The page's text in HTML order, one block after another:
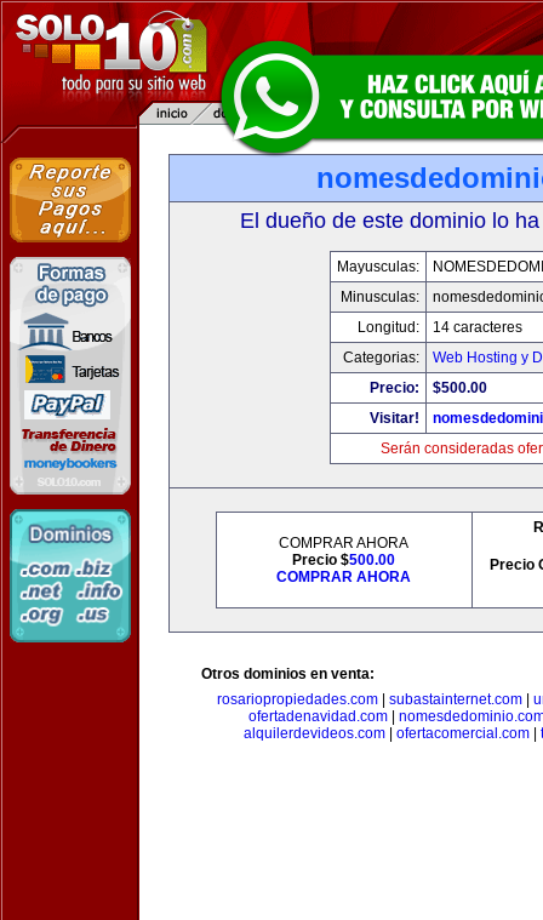
El dueño de este dominio lo
Mayusculas:
Minusculas:
Longitud:
14 caracteres
Categorias:
Web Hosting y
Precio:
$500.00
Visitar!
Serán consideradas
COMPRAR AHORA
Precio $500.00
COMPRAR AHORA
Precio
Otros dominios en venta:
rosariopropiedades.com| subastainternet.com|
ofertadenavidad.com|
alquilerdevideos.com
ofertacomercial.com